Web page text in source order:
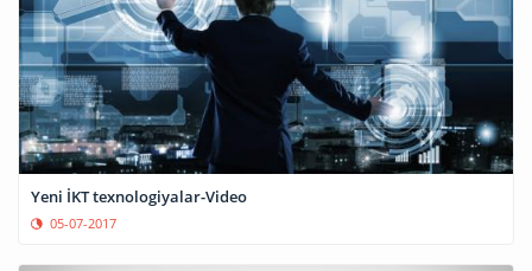
Yeni İKT texnologiyalar-Video
05-07-2017